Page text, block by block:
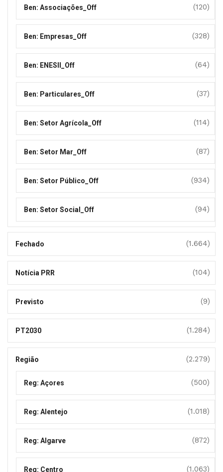
Ben: Associações_Off (120)
Ben: Empresas_Off (328)
Ben: ENESII_Off (64)
Ben: Particulares_Off (37)
Ben: Setor Agrícola_Off (114)
Ben: Setor Mar_Off (87)
Ben: Setor Público_Off (934)
Ben: Setor Social_Off (94)
Fechado (1.664)
Notícia PRR (104)
Previsto (9)
PT2030 (1.284)
Região (2.279)
Reg: Açores (500)
Reg: Alentejo (1.018)
Reg: Algarve (872)
Reg: Centro (1.063)